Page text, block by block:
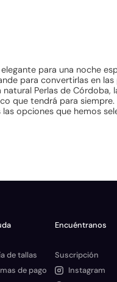
para una noche
para convertirlas en
Perlas de Córdoba,
que tendrá para
opciones que hemos
de tallas
de pago
Encuéntranos
Suscripción
Instagram